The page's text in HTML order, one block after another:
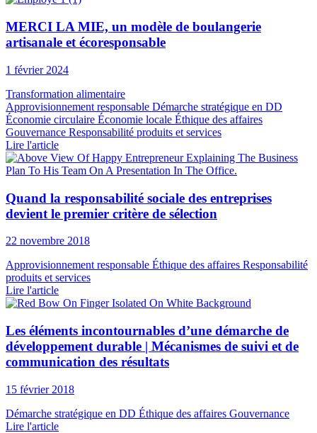
MERCI LA MIE, un modèle de boulangerie
artisanale et écoresponsable
1 février 2024
Transformation alimentaire
Approvisionnement responsable Démarche stratégique en DD
Économie circulaire Économie locale Éthique des affaires
Gouvernance Responsabilité produits et services
Lire l'article
Quand la responsabilité sociale des entreprises
devient le premier critère de sélection
22 novembre 2018
Approvisionnement responsable Éthique des affaires Responsabilité
produits et services
Lire l'article
Les éléments incontournables d’une démarche de
développement durable | Mécanismes de suivi et de
communication des résultats
15 février 2018
Démarche stratégique en DD Éthique des affaires Gouvernance
Lire l'article